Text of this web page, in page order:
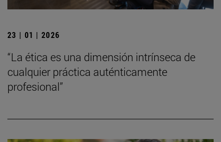
23 | 01 | 2026
“La ética es una dimensión intrínseca de
cualquier práctica auténticamente
profesional”